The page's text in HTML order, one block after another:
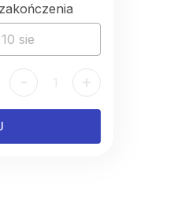
sie
- 1 +